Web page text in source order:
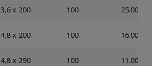
3,6 x 200 100 25.000
4,8 x 200 100 16.000
4,8 x 290 100 11.000